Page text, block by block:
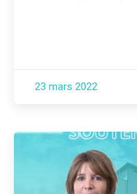
23 mars 2022